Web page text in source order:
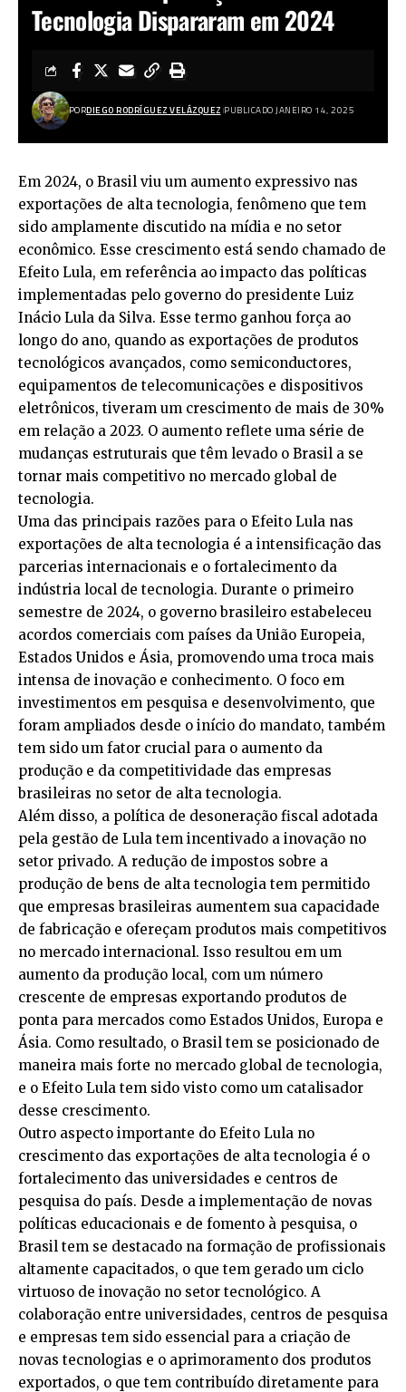
Tecnologia Dispararam em 2024
PORDIEGO RODRÍGUEZ VELÁZQUEZ PUBLICADO JANEIRO 14, 2025
Em 2024, o Brasil viu um aumento expressivo nas
exportações de alta tecnologia, fenômeno que tem
sido amplamente discutido na mídia e no setor
econômico. Esse crescimento está sendo chamado de
Efeito Lula, em referência ao impacto das políticas
implementadas pelo governo do presidente Luiz
Inácio Lula da Silva. Esse termo ganhou força ao
longo do ano, quando as exportações de produtos
tecnológicos avançados, como semiconductores,
equipamentos de telecomunicações e dispositivos
eletrônicos, tiveram um crescimento de mais de 30%
em relação a 2023. O aumento reflete uma série de
mudanças estruturais que têm levado o Brasil a se
tornar mais competitivo no mercado global de
tecnologia.
Uma das principais razões para o Efeito Lula nas
exportações de alta tecnologia é a intensificação das
parcerias internacionais e o fortalecimento da
indústria local de tecnologia. Durante o primeiro
semestre de 2024, o governo brasileiro estabeleceu
acordos comerciais com países da União Europeia,
Estados Unidos e Ásia, promovendo uma troca mais
intensa de inovação e conhecimento. O foco em
investimentos em pesquisa e desenvolvimento, que
foram ampliados desde o início do mandato, também
tem sido um fator crucial para o aumento da
produção e da competitividade das empresas
brasileiras no setor de alta tecnologia.
Além disso, a política de desoneração fiscal adotada
pela gestão de Lula tem incentivado a inovação no
setor privado. A redução de impostos sobre a
produção de bens de alta tecnologia tem permitido
que empresas brasileiras aumentem sua capacidade
de fabricação e ofereçam produtos mais competitivos
no mercado internacional. Isso resultou em um
aumento da produção local, com um número
crescente de empresas exportando produtos de
ponta para mercados como Estados Unidos, Europa e
Ásia. Como resultado, o Brasil tem se posicionado de
maneira mais forte no mercado global de tecnologia,
e o Efeito Lula tem sido visto como um catalisador
desse crescimento.
Outro aspecto importante do Efeito Lula no
crescimento das exportações de alta tecnologia é o
fortalecimento das universidades e centros de
pesquisa do país. Desde a implementação de novas
políticas educacionais e de fomento à pesquisa, o
Brasil tem se destacado na formação de profissionais
altamente capacitados, o que tem gerado um ciclo
virtuoso de inovação no setor tecnológico. A
colaboração entre universidades, centros de pesquisa
e empresas tem sido essencial para a criação de
novas tecnologias e o aprimoramento dos produtos
exportados, o que tem contribuído diretamente para